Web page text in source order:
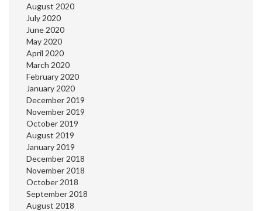
August 2020
July 2020
June 2020
May 2020
April 2020
March 2020
February 2020
January 2020
December 2019
November 2019
October 2019
August 2019
January 2019
December 2018
November 2018
October 2018
September 2018
August 2018